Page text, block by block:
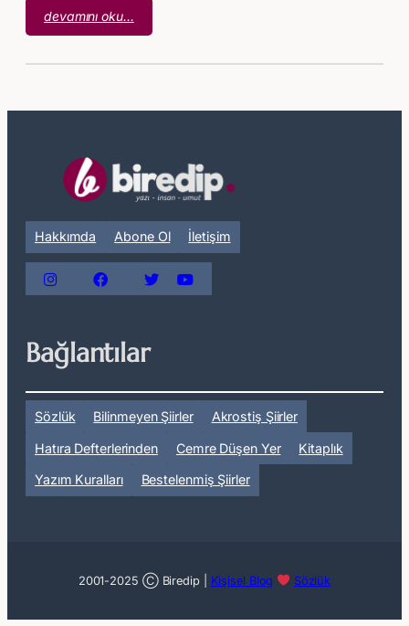
devamını oku…
Ali
ve
Hakkımda Abone Ol İletişim
Bağlantılar
Sözlük Bilinmeyen Şiirler Akrostiş Şiirler
Hatıra Defterlerinden Cemre Düşen Yer Kitaplık
Yazım Kuralları Bestelenmiş Şiirler
2001-2025 Ⓒ Biredip | Kişisel Blog Sözlük